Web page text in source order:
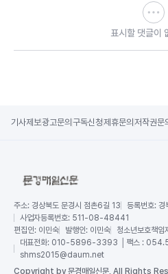
표시할 댓글이
기사제보광고문의 구독신청제휴문의 저작권문
주소: 경상북도 문경시 점촌6길 13 등록번호: 경
사업자등록번호: 511-08-48441
편집인: 이민숙 발행인: 이민숙 청소년보호책임
대표전화: 010-5896-3393 │팩스 :
shms2015@daum.net
Copyright by 문경매일신문, All Rights